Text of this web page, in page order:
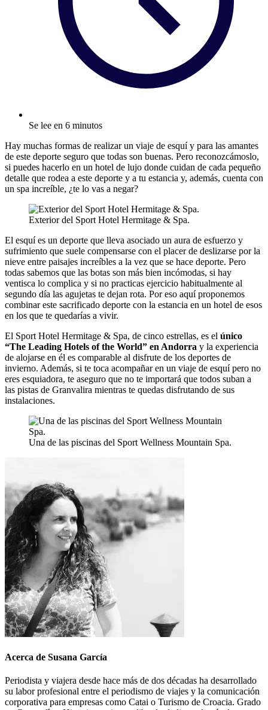
Se lee en 6 minutos
Hay muchas formas de realizar un viaje de esquí y para las amantes
de este deporte seguro que todas son buenas. Pero reconozcámoslo,
si puedes hacerlo en un hotel de lujo donde cuidan de cada pequeño
detalle que rodea a este deporte y a tu estancia y, además, cuenta con
un spa increíble, ¿te lo vas a negar?
Exterior del Sport Hotel Hermitage & Spa.
El esquí es un deporte que lleva asociado un aura de esfuerzo y
sufrimiento que suele compensarse con el placer de deslizarse por la
nieve entre paisajes increíbles a la vez que se hace deporte. Pero
todas sabemos que las botas son más bien incómodas, si hay
ventisca lo complica y si no practicas ejercicio habitualmente al
segundo día las agujetas te dejan rota. Por eso aquí proponemos
combinar este sacrificado deporte con la estancia en un hotel de esos
en los que te quedarías a vivir.
El Sport Hotel Hermitage & Spa, de cinco estrellas, es el único
“The Leading Hotels of the World” en Andorra y la experiencia
de alojarse en él es comparable al disfrute de los deportes de
invierno. Además, si te toca acompañar en un viaje de esquí pero no
eres esquiadora, te aseguro que no te importará que todos suban a
las pistas de Granvalira mientras te quedas disfrutando de sus
instalaciones.
Una de las piscinas del Sport Wellness Mountain Spa.
Acerca de Susana García
Periodista y viajera desde hace más de dos décadas ha desarrollado
su labor profesional entre el periodismo de viajes y la comunicación
corporativa para empresas como Catai o Turismo de Croacia. Grado